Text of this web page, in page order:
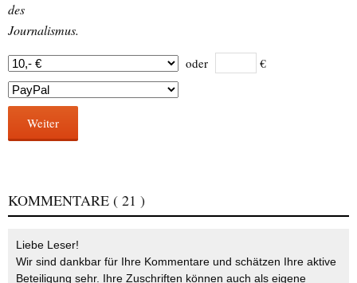
des
Journalismus.
oder €
Weiter
KOMMENTARE ( 21 )
Liebe Leser!
Wir sind dankbar für Ihre Kommentare und schätzen Ihre aktive
Beteiligung sehr. Ihre Zuschriften können auch als eigene